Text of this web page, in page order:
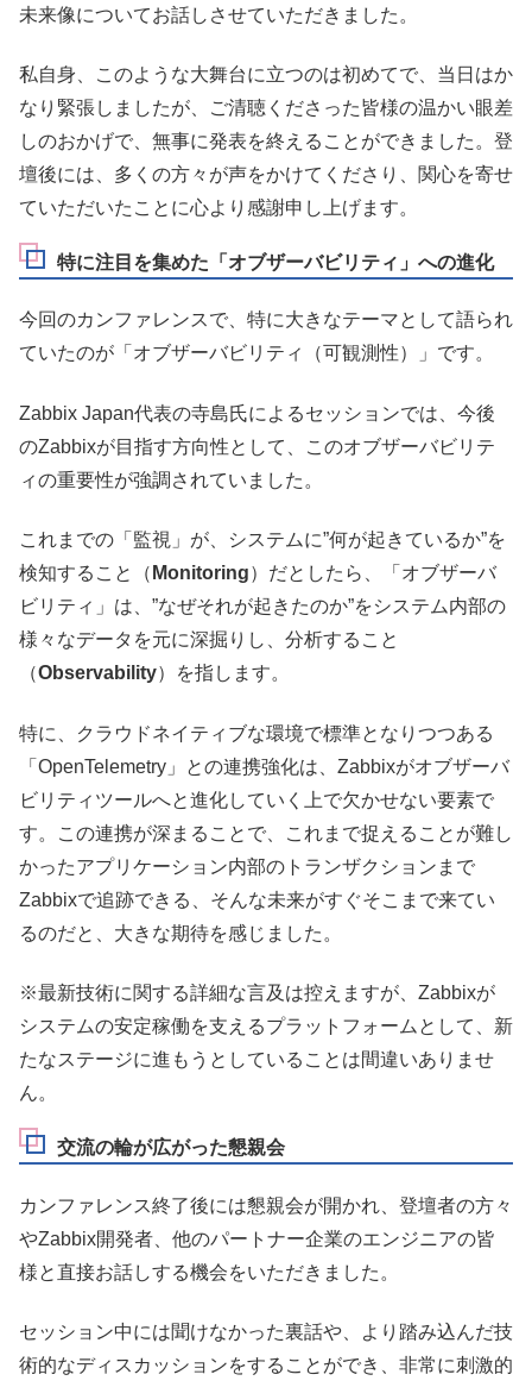
未来像についてお話しさせていただきました。
私自身、このような大舞台に立つのは初めてで、当日はか
なり緊張しましたが、ご清聴くださった皆様の温かい眼差
しのおかげで、無事に発表を終えることができました。登
壇後には、多くの方々が声をかけてくださり、関心を寄せ
ていただいたことに心より感謝申し上げます。
特に注目を集めた「オブザーバビリティ」への進化
今回のカンファレンスで、特に大きなテーマとして語られ
ていたのが「オブザーバビリティ（可観測性）」です。
Zabbix Japan代表の寺島氏によるセッションでは、今後
のZabbixが目指す方向性として、このオブザーバビリテ
ィの重要性が強調されていました。
これまでの「監視」が、システムに”何が起きているか”を
検知すること（ Monitoring）だとしたら、「オブザーバ
ビリティ」は、”なぜそれが起きたのか”をシステム内部の
様々なデータを元に深掘りし、分析すること
（Observability）を指します。
特に、クラウドネイティブな環境で標準となりつつある
「OpenTelemetry」との連携強化は、Zabbixがオブザーバ
ビリティツールへと進化していく上で欠かせない要素で
す。この連携が深まることで、これまで捉えることが難し
かったアプリケーション内部のトランザクションまで
Zabbixで追跡できる、そんな未来がすぐそこまで来てい
るのだと、大きな期待を感じました。
※最新技術に関する詳細な言及は控えますが、Zabbixが
システムの安定稼働を支えるプラットフォームとして、新
たなステージに進もうとしていることは間違いありませ
ん。
交流の輪が広がった懇親会
カンファレンス終了後には懇親会が開かれ、登壇者の方々
やZabbix開発者、他のパートナー企業のエンジニアの皆
様と直接お話しする機会をいただきました。
セッション中には聞けなかった裏話や、より踏み込んだ技
術的なディスカッションをすることができ、非常に刺激的